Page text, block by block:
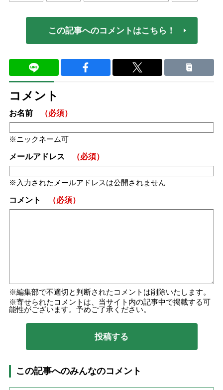
この記事へのコメントはこちら！
コメント
お名前 （必須）
ニックネーム可
メールアドレス （必須）
入力されたメールアドレスは公開されません
コメント （必須）
編集部で不適切と判断されたコメントは削除いたします。
寄せられたコメントは、当サイト内の記事中で掲載する可
能性がございます。予めご了承ください。
この記事へのみんなのコメント